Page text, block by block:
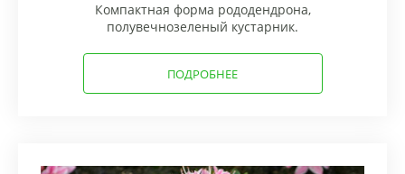
Компактная форма рододендрона,
полувечнозеленый кустарник.
ПОДРОБНЕЕ